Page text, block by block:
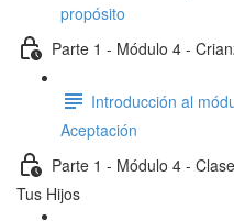
propósito
Parte 1 - Módulo 4 -
Introducción al
Aceptación
Parte 1 - Módulo 4 -
Tus Hijos